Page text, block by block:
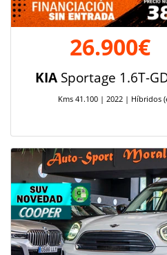
26.900€
KIA Sportage 1.6T-
Kms 41.100 | 2022 | Híbridos